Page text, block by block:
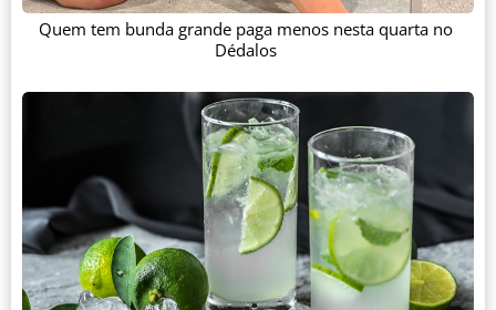
Quem tem bunda grande paga menos nesta quarta no
Dédalos